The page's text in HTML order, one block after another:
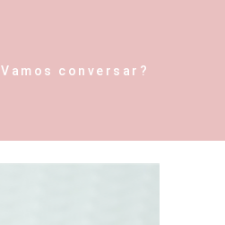
Vamos conversar?